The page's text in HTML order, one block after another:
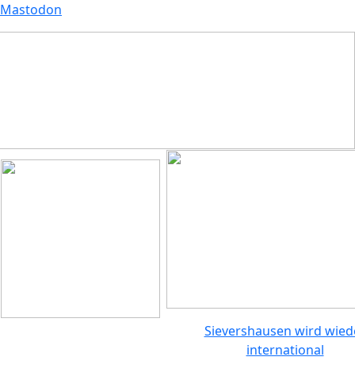
Mastodon
Sievershausen wird
international